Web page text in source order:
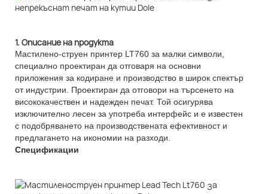
1. Описание на продукта
Мастилено-струен принтер LT760 за малки символи,
специално проектиран да отговаря на основни
приложения за кодиране и производство в широк спектър
от индустрии. Проектиран да отговори на търсенето на
висококачествен и надежден печат. Той осигурява
изключително лесен за употреба интерфейс и е известен
с подобряването на производствената ефективност и
предлагането на икономии на разходи.
Спецификации